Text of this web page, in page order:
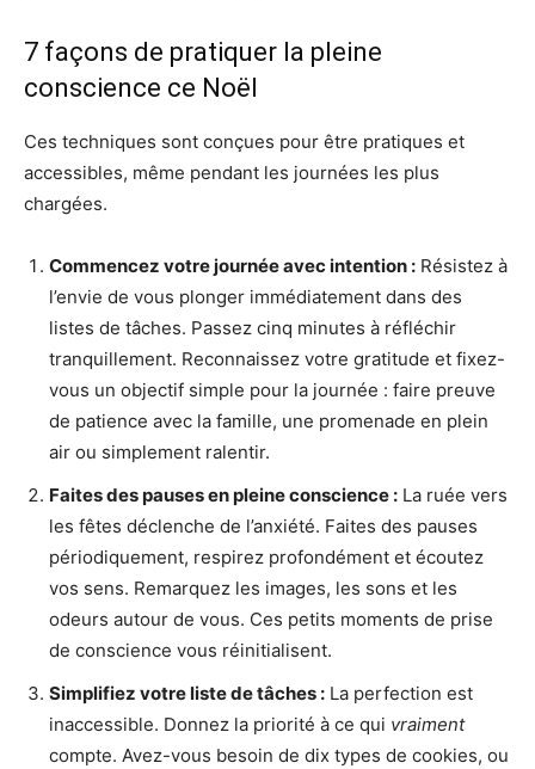
7 façons de pratiquer la pleine
conscience ce Noël
Ces techniques sont conçues pour être pratiques et
accessibles, même pendant les journées les plus
chargées.
Commencez votre journée avec intention : Résistez à
l’envie de vous plonger immédiatement dans des
listes de tâches. Passez cinq minutes à réfléchir
tranquillement. Reconnaissez votre gratitude et fixez-
vous un objectif simple pour la journée : faire preuve
de patience avec la famille, une promenade en plein
air ou simplement ralentir.
Faites des pauses en pleine conscience : La ruée vers
les fêtes déclenche de l’anxiété. Faites des pauses
périodiquement, respirez profondément et écoutez
vos sens. Remarquez les images, les sons et les
odeurs autour de vous. Ces petits moments de prise
de conscience vous réinitialisent.
Simplifiez votre liste de tâches : La perfection est
inaccessible. Donnez la priorité à ce qui vraiment
compte. Avez-vous besoin de dix types de cookies, ou